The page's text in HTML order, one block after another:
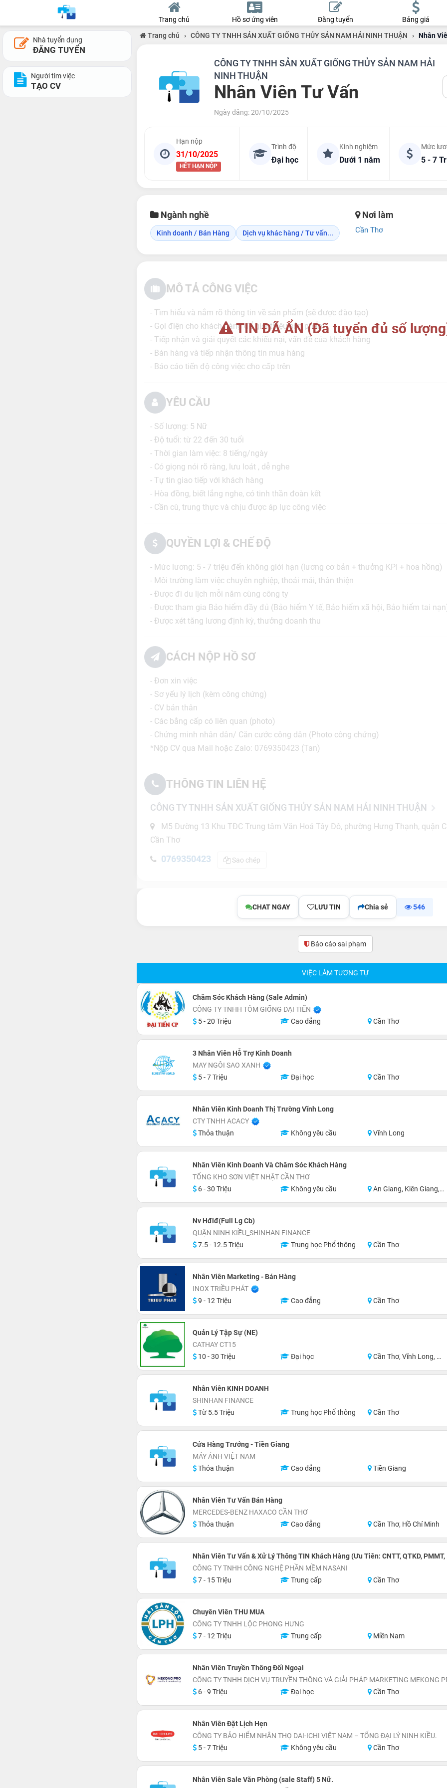
Trang chủ Hồ sơ ứng viên Đăng tuyển Bảng giá
Nhà tuyển dụng
ĐĂNG TUYỂN
Người tìm việc
TẠO CV
Trang chủ › CÔNG TY TNHH SẢN XUẤT GIỐNG THỦY SẢN NAM HẢI NINH THUẬN › Nhân
CÔNG TY TNHH SẢN XUẤT GIỐNG THỦY SẢN NAM HẢI
NINH THUẬN
Nhân Viên Tư Vấn
Ngày đăng: 20/10/2025
Hạn nộp
31/10/2025
HẾT HẠN NỘP
Trình độ
Đại học
Kinh nghiệm
Dưới 1 năm
Mức
5 - 7
Ngành nghề
Kinh doanh / Bán Hàng Dịch vụ khác hàng / Tư vấn...
Nơi làm
Cần Thơ
TIN ĐÃ ẨN (Đã tuyển đủ số
MÔ TẢ CÔNG VIỆC
- Tìm hiểu và nắm rõ thông tin về sản phẩm (sẽ được đào tạo)
- Gọi điện cho khách hàng để giới thiệu sản phẩm
- Tiếp nhận và giải quyết các khiếu nại, vấn đề của khách hàng
- Bán hàng và tiếp nhận thông tin mua hàng
- Báo cáo tiến độ công việc cho cấp trên
YÊU CẦU
- Số lượng: 5 Nữ
- Độ tuổi: từ 22 đến 30 tuổi
- Thời gian làm việc: 8 tiếng/ngày
- Có giọng nói rõ ràng, lưu loát , dễ nghe
- Tự tin giao tiếp với khách hàng
- Hòa đồng, biết lắng nghe, có tinh thần đoàn kết
- Cần cù, trung thực và chịu được áp lực công việc
QUYỀN LỢI & CHẾ ĐỘ
- Mức lương: 5 - 7 triệu đến không giới hạn (lương cơ bản + thưởng KPI + hoa hồng)
- Môi trường làm việc chuyên nghiệp, thoải mái, thân thiện
- Được đi du lịch mỗi năm cùng công ty
- Được tham gia Bảo hiểm đầy đủ (Bảo hiểm Y tế, Bảo hiểm xã hội, Bảo hiểm tai
- Được xét tăng lương định kỳ, thưởng doanh thu
CÁCH NỘP HỒ SƠ
- Đơn xin việc
- Sơ yếu lý lịch (kèm công chứng)
- CV bản thân
- Các bằng cấp có liên quan (photo)
- Chứng minh nhân dân/ Căn cước công dân (Photo công chứng)
*Nộp CV qua Mail hoặc Zalo: 0769350423 (Tan)
THÔNG TIN LIÊN HỆ
CÔNG TY TNHH SẢN XUẤT GIỐNG THỦY SẢN NAM HẢI NINH THUẬN
M5 Đường 13 Khu TĐC Trung tâm Văn Hoá Tây Đô, phường Hưng Thạnh, quận
Cần Thơ
0769350423 Sao chép
CHAT NGAY LƯU TIN Chia sẻ 546
Báo cáo sai phạm
VIỆC LÀM TƯƠNG TỰ
Chăm Sóc Khách Hàng (Sale Admin)
CÔNG TY TNHH TÔM GIỐNG ĐẠI TIẾN
5 - 20 Triệu
Cao đẳng Cần Thơ
3 Nhân Viên Hỗ Trợ Kinh Doanh
MAY NGÔI SAO XANH
5 - 7 Triệu
Đại học Cần Thơ
Nhân Viên Kinh Doanh Thị Trường Vĩnh Long
CTY TNHH ACACY
Thỏa thuận
Không yêu cầu Vĩnh Long
Nhân Viên Kinh Doanh Và Chăm Sóc Khách Hàng
TỔNG KHO SƠN VIỆT NHẬT CẦN THƠ
6 - 30 Triệu
Không yêu cầu An Giang, Kiên Giang, Hậu Giang, Sóc Trăng, Bạc Liêu, Cà Mau
Nv Hđlđ(Full Lg Cb)
QUẬN NINH KIỀU_SHINHAN FINANCE
7.5 - 12.5 Triệu
Trung học Phổ thông Cần Thơ
Nhân Viên Marketing - Bán Hàng
INOX TRIỀU PHÁT
9 - 12 Triệu
Cao đẳng Cần Thơ
Quản Lý Tập Sự (NE)
CATHAY CT15
10 - 30 Triệu
Đại học Cần Thơ, Vĩnh Long, An Giang, Hậu Giang, Hồ Chí Minh
Nhân Viên KINH DOANH
SHINHAN FINANCE
Từ 5.5 Triệu
Trung học Phổ thông Cần Thơ
Cửa Hàng Trưởng - Tiền Giang
MÁY ẢNH VIỆT NAM
Thỏa thuận
Cao đẳng Tiền Giang
Nhân Viên Tư Vấn Bán Hàng
MERCEDES-BENZ HAXACO CẦN THƠ
Thỏa thuận
Cao đẳng Cần Thơ, Hồ Chí Minh
Nhân Viên Tư Vấn & Xử Lý Thông TIN Khách Hàng (Ưu Tiên: CNTT, QTKD,
CÔNG TY TNHH CÔNG NGHỆ PHẦN MỀM NASANI
7 - 15 Triệu
Trung cấp Cần Thơ
Chuyên Viên THU MUA
CÔNG TY TNHH LỘC PHONG HƯNG
7 - 12 Triệu
Trung cấp Miền Nam
Nhân Viên Truyền Thông Đối Ngoại
CÔNG TY TNHH DỊCH VỤ TRUYỀN THÔNG VÀ GIẢI PHÁP MARKETING MEKONG
6 - 9 Triệu
Đại học Cần Thơ
Nhân Viên Đặt Lịch Hẹn
CÔNG TY BẢO HIỂM NHÂN THỌ DAI-ICHI VIỆT NAM – TỔNG ĐẠI LÝ NINH KIỀU.
5 - 7 Triệu
Không yêu cầu Cần Thơ
Nhân Viên Sale Văn Phòng (sale Staff) 5 Nữ.